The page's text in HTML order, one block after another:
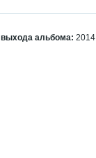
альбома: 2014